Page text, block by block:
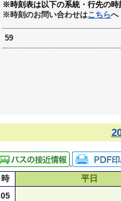
※時刻表は以下の系統・行先の時
※時刻のお問い合わせはこちらへ
59
時 平日
05